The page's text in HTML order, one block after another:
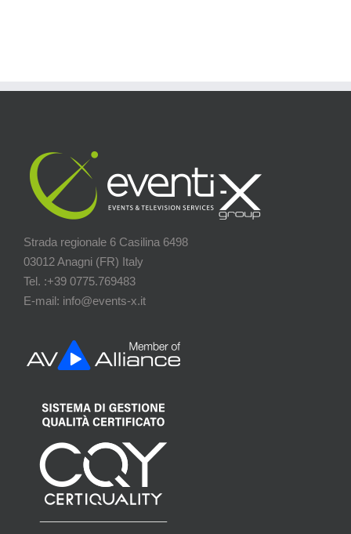
Strada regionale 6 Casilina 6498
03012 Anagni (FR) Italy
Tel. :+39 0775.769483
E-mail: info@events-x.it